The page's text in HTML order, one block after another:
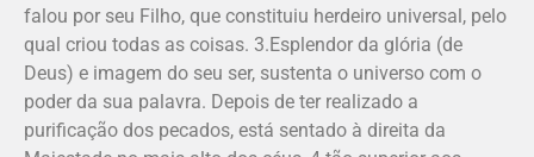
falou por seu Filho, que constituiu herdeiro universal, pelo
qual criou todas as coisas. 3.Esplendor da glória (de
Deus) e imagem do seu ser, sustenta o universo com o
poder da sua palavra. Depois de ter realizado a
purificação dos pecados, está sentado à direita da